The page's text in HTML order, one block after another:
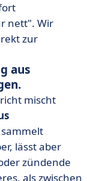
nett". Wir
zur
aus
mischt
sammelt
lässt aber
zündende
als zwischen